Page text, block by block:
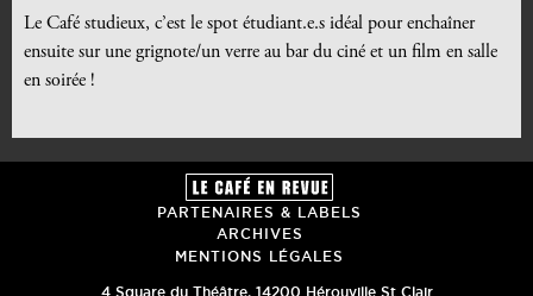
Le Café studieux, c’est le spot étudiant.e.s idéal pour enchaîner
ensuite sur une grignote/un verre au bar du ciné et un film en salle
en soirée !
PARTENAIRES & LABELS
ARCHIVES
MENTIONS LÉGALES
4 Square du Théâtre, 14200 Hérouville St Clair